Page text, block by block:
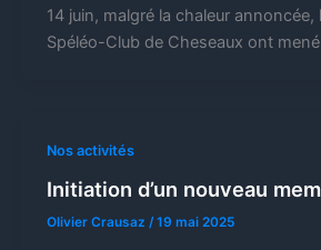
14 juin, malgré la chaleur
Spéléo-Club de Cheseaux ont
Nos activités
Initiation d’un nouveau
Olivier Crausaz /19 mai 2025